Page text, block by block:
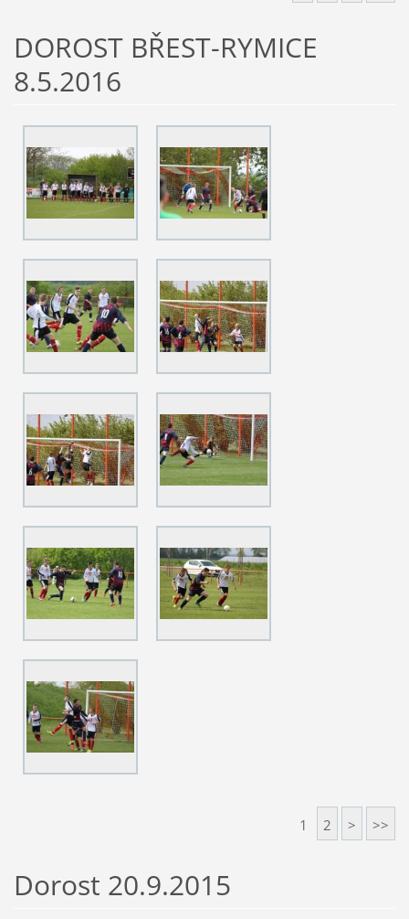
DOROST BŘEST-RYMICE
8.5.2016
1 2 > >>
Dorost 20.9.2015